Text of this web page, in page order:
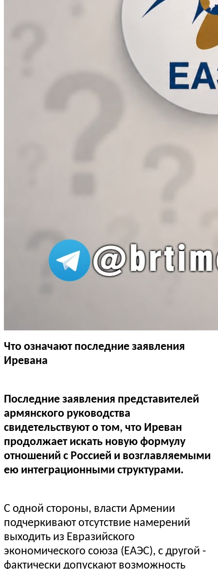
Что означают последние заявления
Иревана
Последние заявления представителей
армянского руководства
свидетельствуют о том, что Иреван
продолжает искать новую формулу
отношений с Россией и возглавляемыми
ею интеграционными структурами.
С одной стороны, власти Армении
подчеркивают отсутствие намерений
выходить из Евразийского
экономического союза (ЕАЭС), с другой -
фактически допускают возможность